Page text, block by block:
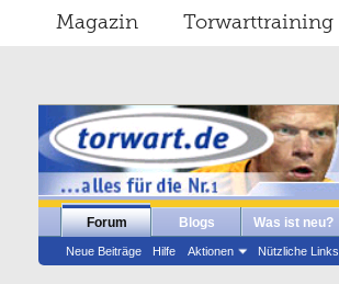
Magazin Torwarttraining
Forum
Neue Beiträge Hilfe Aktionen Nützliche Links
Blogs Was ist neu?